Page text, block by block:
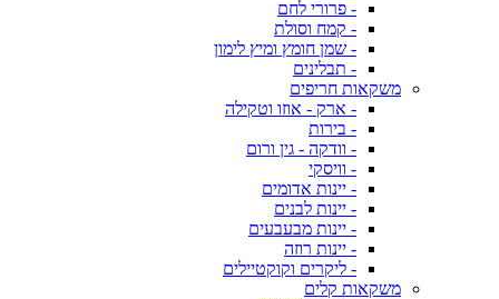
- פרורי לחם
- קמח וסולת
- שמן חומץ ומיץ לימון
- תבלינים
משקאות חריפים
- ארק - אוזו וטקילה
- בירות
- וודקה - גין ורום
- וויסקי
- יינות אדומים
- יינות לבנים
- יינות מבעבעים
- יינות רוזה
- ליקרים וקוקטיילים
משקאות קלים